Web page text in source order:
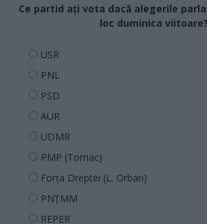
Ce partid ați vota dacă alegerile
loc duminica viitoare?
USR
PNL
PSD
AUR
UDMR
PMP (Tomac)
Forța Dreptei (L. Orban)
PNȚMM
REPER